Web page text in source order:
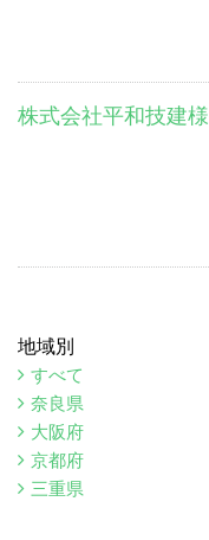
株式会社平和技建様
地域別
すべて
奈良県
大阪府
京都府
三重県